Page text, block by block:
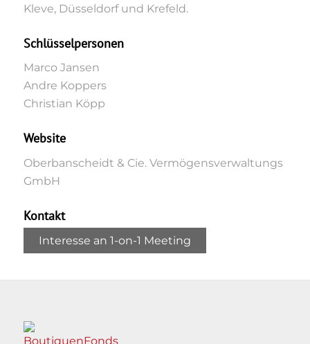
Kleve, Düsseldorf und Krefeld.
Schlüsselpersonen
Marco Jansen
Andre Koppers
Christian Köpp
Website
Oberbanscheidt & Cie. Vermögensverwaltungs
GmbH
Kontakt
Interesse an 1-on-1 Meeting